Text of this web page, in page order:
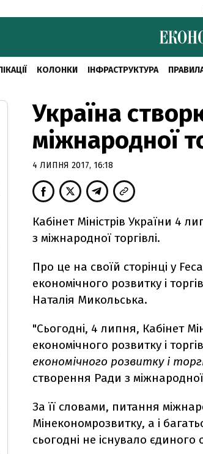
КОЛОНКИ ІНФРАСТРУКТУРА
Україна
міжнародної
4 ЛИПНЯ 2017, 16:18
Кабінет Міністрів України 4
з міжнародної торгівлі.
Про це на своїй сторінці у
економічного розвитку і
Наталія Микольська.
"Сьогодні, 4 липня, Кабінет
економічного розвитку і
економічного розвитку і
створення Ради з
За її словами, питання
Мінекономрозвитку, а і
сьогодні не існувало єдиного